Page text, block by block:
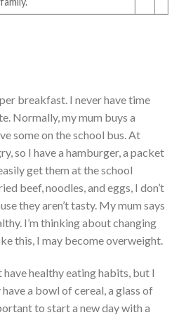
breakfast. I never have time
Normally, my mum buys a
some on the school bus. At
so I have a hamburger, a packet
get them at the school
beef, noodles, and eggs, I don’t
they aren’t tasty. My mum says
I’m thinking about changing
this, I may become overweight.
healthy eating habits, but I
a bowl of cereal, a glass of
to start a new day with a